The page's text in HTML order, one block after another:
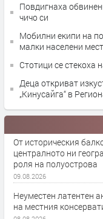
Повдигнаха
чичо си
Мобилни екипи на
малки населени
Стотици се стекоха
Деца откриват
„Кинусайга“ в
От историческия
централното ни
роля на полуострова
09.08.2026
Неуместен латентен
на местния